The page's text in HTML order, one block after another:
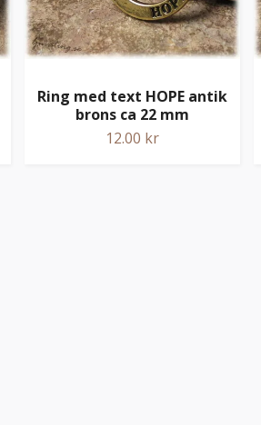
Ring med text HOPE antik
brons ca 22 mm
12.00 kr